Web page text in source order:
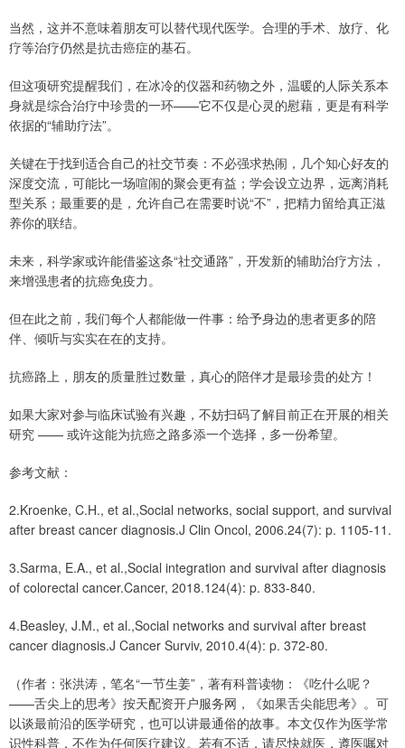
当然，这并不意味着朋友可以替代现代医学。合理的手术、放疗、化
疗等治疗仍然是抗击癌症的基石。
但这项研究提醒我们，在冰冷的仪器和药物之外，温暖的人际关系本
身就是综合治疗中珍贵的一环——它不仅是心灵的慰藉，更是有科学
依据的“辅助疗法”。
关键在于找到适合自己的社交节奏：不必强求热闹，几个知心好友的
深度交流，可能比一场喧闹的聚会更有益；学会设立边界，远离消耗
型关系；最重要的是，允许自己在需要时说“不”，把精力留给真正滋
养你的联结。
未来，科学家或许能借鉴这条“社交通路”，开发新的辅助治疗方法，
来增强患者的抗癌免疫力。
但在此之前，我们每个人都能做一件事：给予身边的患者更多的陪
伴、倾听与实实在在的支持。
抗癌路上，朋友的质量胜过数量，真心的陪伴才是最珍贵的处方！
如果大家对参与临床试验有兴趣，不妨扫码了解目前正在开展的相关
研究 —— 或许这能为抗癌之路多添一个选择，多一份希望。
参考文献：
2.Kroenke, C.H., et al.,Social networks, social support, and survival
after breast cancer diagnosis.J Clin Oncol, 2006.24(7): p. 1105-11.
3.Sarma, E.A., et al.,Social integration and survival after diagnosis
of colorectal cancer.Cancer, 2018.124(4): p. 833-840.
4.Beasley, J.M., et al.,Social networks and survival after breast
cancer diagnosis.J Cancer Surviv, 2010.4(4): p. 372-80.
（作者：张洪涛，笔名“一节生姜”，著有科普读物：《吃什么呢？
——舌尖上的思考》按天配资开户服务网，《如果舌尖能思考》。可
以谈最前沿的医学研究，也可以讲最通俗的故事。本文仅作为医学常
识性科普，不作为任何医疗建议。若有不适，请尽快就医，遵医嘱对